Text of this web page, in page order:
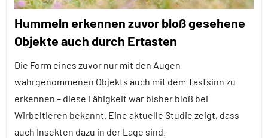
Ausgewählte
Artikel
Empfohlene
Ernährung
Forschung
aktuell
Hummeln erkennen zuvor bloß gesehene
Objekte auch durch Ertasten
Die Form eines zuvor nur mit den Augen
wahrgenommenen Objekts auch mit dem Tastsinn zu
erkennen – diese Fähigkeit war bisher bloß bei
Wirbeltieren bekannt. Eine aktuelle Studie zeigt, dass
auch Insekten dazu in der Lage sind.